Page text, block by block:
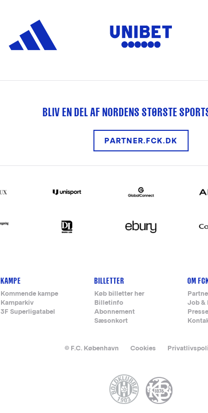
BLIV EN DEL AF NORDENS STØRSTE
PARTNER.FCK.DK
KAMPE
Kommende kampe
Kamparkiv
3F Superligatabel
BILLETTER
Køb billetter her
Billetinfo
Abonnement
Sæsonkort
OM
Job &
© F.C. København Cookies